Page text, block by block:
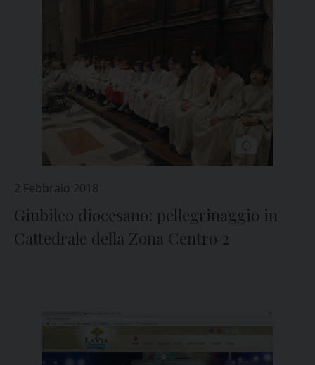
2 Febbraio 2018
Giubileo diocesano: pellegrinaggio in
Cattedrale della Zona Centro 2